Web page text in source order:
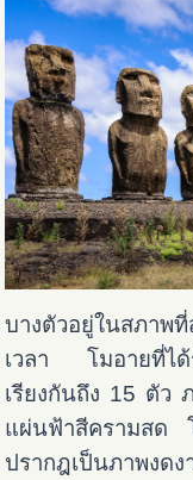
บางตัวอยู่ในสภาพ
เวลา โมอายที่ได้
เรียงกันถึง 15 ตัว
แผ่นฟ้าสีครามสด
ปรากฎเป็นภาพงดง